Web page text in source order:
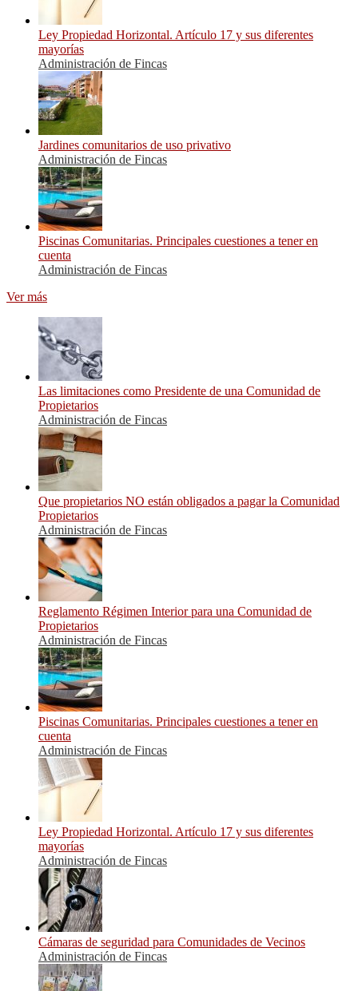
Ley Propiedad Horizontal. Artículo 17 y sus diferentes
mayorías
Administración de Fincas
Jardines comunitarios de uso privativo
Administración de Fincas
Piscinas Comunitarias. Principales cuestiones a tener en
cuenta
Administración de Fincas
Ver más
Las limitaciones como Presidente de una Comunidad de
Propietarios
Administración de Fincas
Que propietarios NO están obligados a pagar la Comunidad
Propietarios
Administración de Fincas
Reglamento Régimen Interior para una Comunidad de
Propietarios
Administración de Fincas
Piscinas Comunitarias. Principales cuestiones a tener en
cuenta
Administración de Fincas
Ley Propiedad Horizontal. Artículo 17 y sus diferentes
mayorías
Administración de Fincas
Cámaras de seguridad para Comunidades de Vecinos
Administración de Fincas